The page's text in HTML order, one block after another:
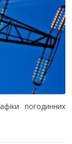
погодинних